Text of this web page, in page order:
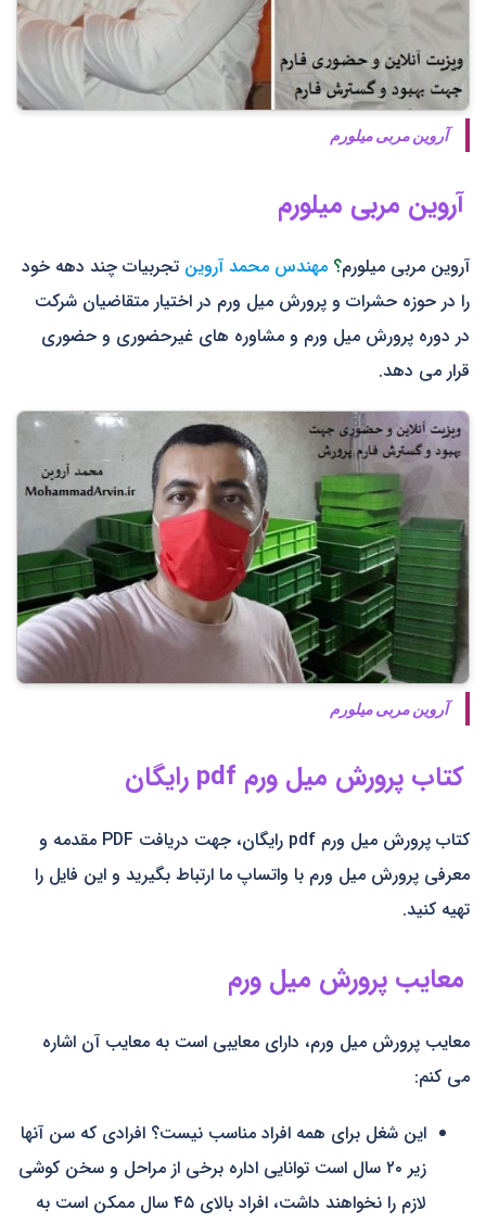
آروین مربی میلورم
آروین مربی میلورم
آروین مربی میلورم؟ مهندس محمد آروین تجربیات چند دهه خود
را در حوزه حشرات و پرورش میل ورم در اختیار متقاضیان شرکت
در دوره پرورش میل ورم و مشاوره های غیرحضوری و حضوری
قرار می دهد.
آروین مربی میلورم
کتاب پرورش میل ورم pdf رایگان
کتاب پرورش میل ورم pdf رایگان، جهت دریافت PDF مقدمه و
معرفی پرورش میل ورم با واتساپ ما ارتباط بگیرید و این فایل را
تهیه کنید.
معایب پرورش میل ورم
معایب پرورش میل ورم، دارای معایبی است به معایب آن اشاره
می کنم:
این شغل برای همه افراد مناسب نیست؟ افرادی که سن آنها
زیر ۲۰ سال است توانایی اداره برخی از مراحل و سخن کوشی
لازم را نخواهند داشت، افراد بالای ۴۵ سال ممکن است به